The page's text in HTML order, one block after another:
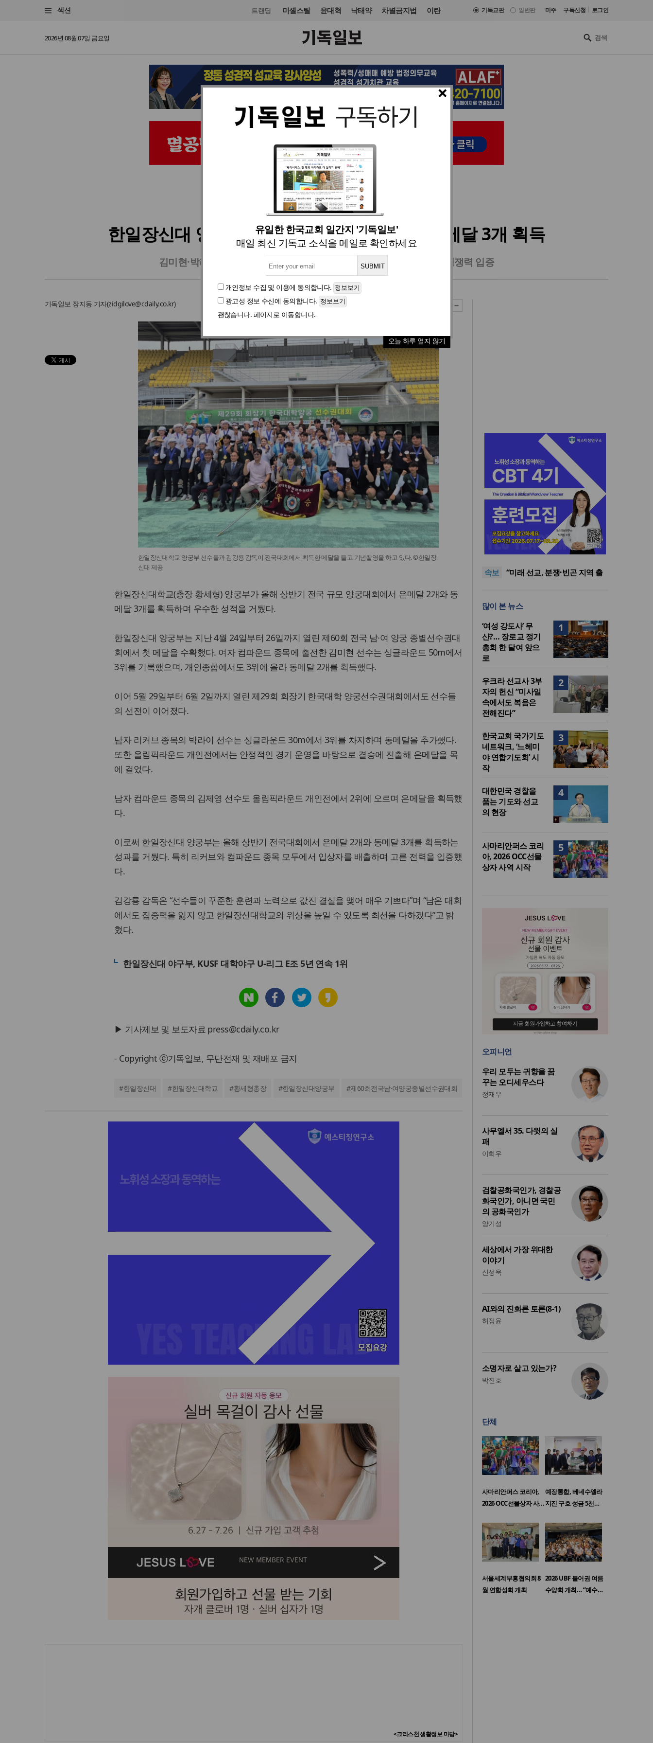
섹션 트랜딩 미셸스틸 윤대혁 낙태약 차별금지법 이란 기독교판 일반판 미주 구독신청 로그인
2026년 08월 07일 금요일
×
유일한 한국교회 일간지 '기독일보'
매일 최신 기독교 소식을 메일로 확인하세요
개인정보 수집 및 이용에 동의합니다.
광고성 정보 수신에 동의합니다.
괜찮습니다. 페이지로 이동합니다.
오늘 하루 열지 않기
스포츠 입력 2026. 06. 11 14:50
한일장신대 양궁부, 전국대회서 은메달 2개·동메달 3개 획득
김미현·박라이·김제영 선수 잇따라 입상… 리커브·컴파운드 전 종목서 경쟁력 입증
기독일보 장지동 기자(zidgilove@cdaily.co.kr)
한일장신대학교 양궁부 선수들과 김강룡 감독이 전국대회에서 획득한 메달을 들고 기념촬영을 하고 있다. ©한일장
신대 제공
한일장신대학교(총장 황세형) 양궁부가 올해 상반기 전국 규모 양궁대회에서 은메달 2개와 동
메달 3개를 획득하며 우수한 성적을 거뒀다.
한일장신대 양궁부는 지난 4월 24일부터 26일까지 열린 제60회 전국 남·여 양궁 종별선수권대
회에서 첫 메달을 수확했다. 여자 컴파운드 종목에 출전한 김미현 선수는 싱글라운드 50m에서
3위를 기록했으며, 개인종합에서도 3위에 올라 동메달 2개를 획득했다.
이어 5월 29일부터 6월 2일까지 열린 제29회 회장기 한국대학 양궁선수권대회에서도 선수들
의 선전이 이어졌다.
남자 리커브 종목의 박라이 선수는 싱글라운드 30m에서 3위를 차지하며 동메달을 추가했다.
또한 올림픽라운드 개인전에서는 안정적인 경기 운영을 바탕으로 결승에 진출해 은메달을 목
에 걸었다.
남자 컴파운드 종목의 김제영 선수도 올림픽라운드 개인전에서 2위에 오르며 은메달을 획득했
다.
이로써 한일장신대 양궁부는 올해 상반기 전국대회에서 은메달 2개와 동메달 3개를 획득하는
성과를 거뒀다. 특히 리커브와 컴파운드 종목 모두에서 입상자를 배출하며 고른 전력을 입증했
다.
김강룡 감독은 “선수들이 꾸준한 훈련과 노력으로 값진 결실을 맺어 매우 기쁘다”며 “남은 대회
에서도 집중력을 잃지 않고 한일장신대학교의 위상을 높일 수 있도록 최선을 다하겠다”고 밝
혔다.
한일장신대 야구부, KUSF 대학야구 U-리그 E조 5년 연속 1위
▶ 기사제보 및 보도자료 press@cdaily.co.kr
- Copyright ⓒ기독일보, 무단전재 및 재배포 금지
#한일장신대 #한일장신대학교 #황세형총장 #한일장신대양궁부 #제60회전국남·여양궁종별선수권대회
<크리스천 생활정보 마당>
속보
[최원호 목사의 영혼의 양식 63]
말씀은 같은데 왜 열매는 다를
美 이민구금센터에 억류됐던
“미사일 속에서도 복음은 전해
“미래 선교, 분쟁·빈곤 지역 출
발
말씀은 같은데 왜 열매는 다를
美 이민구금센터에 억류됐던
한인 목회자 석방돼
많이 본 뉴스
1
‘여성 강도사’ 무
산?… 장로교 정기
총회 한 달여 앞으
로
2
우크라 선교사 3부
자의 헌신 “미사일
속에서도 복음은
전해진다”
3
한국교회 국가기도
네트워크, ‘느헤미
야 연합기도회’ 시
작
4
대한민국 경찰을
품는 기도와 선교
의 현장
5
사마리안퍼스 코리
아, 2026 OCC선물
상자 사역 시작
오피니언
우리 모두는 귀향을 꿈
꾸는 오디세우스다
정재우
사무엘서 35. 다윗의 실
패
이희우
검찰공화국인가, 경찰공
화국인가, 아니면 국민
의 공화국인가
양기성
세상에서 가장 위대한
이야기
신성욱
AI와의 진화론 토론(8-1)
허정윤
소명자로 살고 있는가?
박진호
단체
사마리안퍼스 코리아,
2026 OCC선물상자 사…
예장통합, 베네수엘라
지진 구호 성금 5천…
서울세계부흥협의회 8
월 연합성회 개최
2026 UBF 불어권 여름
수양회 개최… “예수…